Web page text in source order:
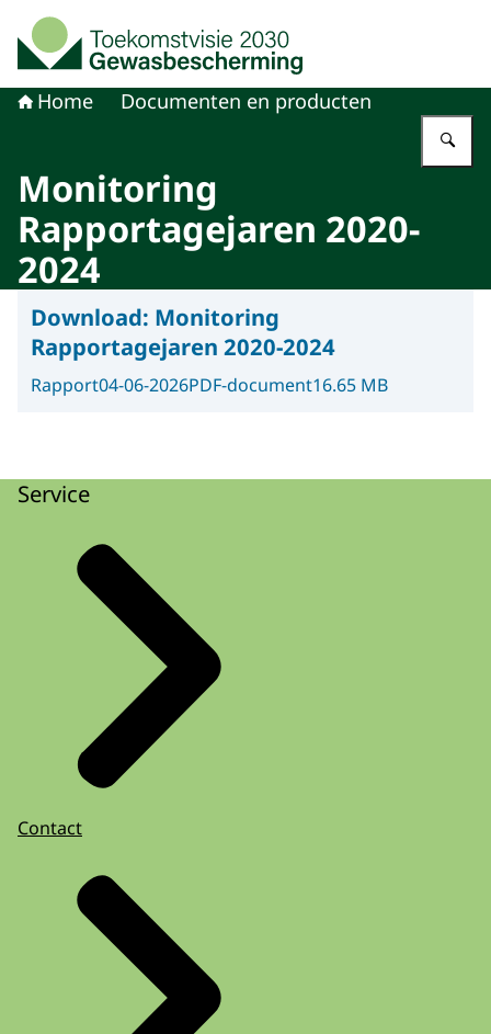
Naar de homepage van Toekomstvisie
Home Documenten en producten
Monitoring
Rapportagejaren 2020-
2024
Download: Monitoring
Rapportagejaren 2020-2024
Rapport04-06-2026PDF-document16.65 MB
Service
Contact